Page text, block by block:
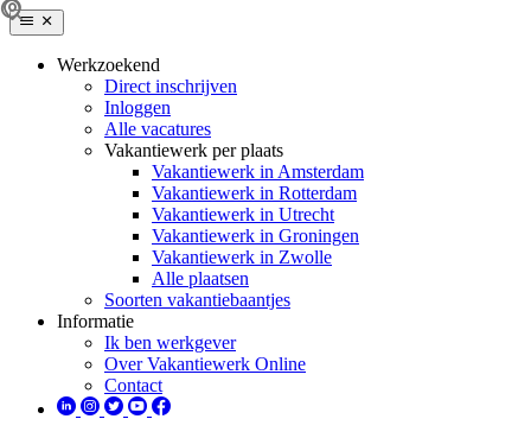
Werkzoekend
Direct inschrijven
Inloggen
Alle vacatures
Vakantiewerk per plaats
Vakantiewerk in Amsterdam
Vakantiewerk in Rotterdam
Vakantiewerk in Utrecht
Vakantiewerk in Groningen
Vakantiewerk in Zwolle
Alle plaatsen
Soorten vakantiebaantjes
Informatie
Ik ben werkgever
Over Vakantiewerk Online
Contact